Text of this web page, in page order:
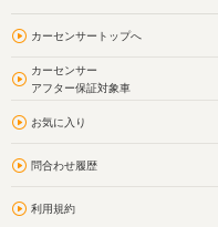
カーセンサートップへ
カーセンサー
アフター保証対象車
お気に入り
問合わせ履歴
利用規約